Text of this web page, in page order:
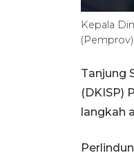
Kepala
Tanjung
(DKISP)
langkah